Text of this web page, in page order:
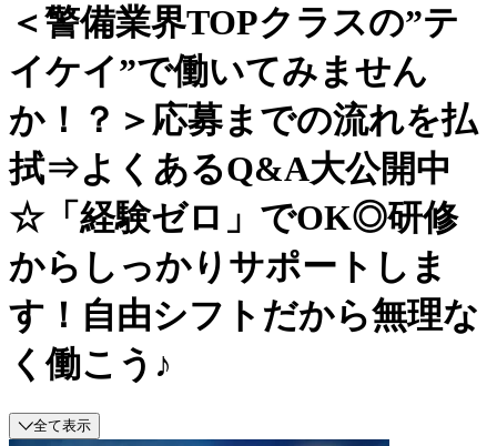
＜警備業界TOPクラスの”テ
イケイ”で働いてみません
か！？＞応募までの流れを払
拭⇒よくあるQ&A大公開中
☆「経験ゼロ」でOK◎研修
からしっかりサポートしま
す！自由シフトだから無理な
く働こう♪
全て表示